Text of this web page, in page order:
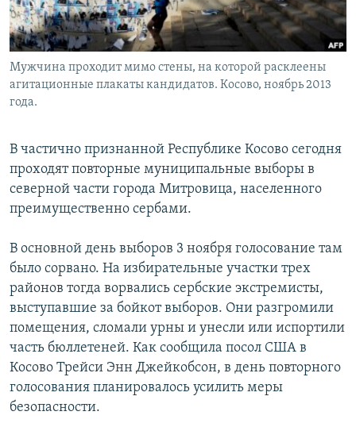
Мужчина проходит мимо стены, на которой расклеены
агитационные плакаты кандидатов. Косово, ноябрь 2013
года.
В частично признанной Республике Косово сегодня
проходят повторные муниципальные выборы в
северной части города Митровица, населенного
преимущественно сербами.
В основной день выборов 3 ноября голосование там
было сорвано. На избирательные участки трех
районов тогда ворвались сербские экстремисты,
выступавшие за бойкот выборов. Они разгромили
помещения, сломали урны и унесли или испортили
часть бюллетеней. Как сообщила посол США в
Косово Трейси Энн Джейкобсон, в день повторного
голосования планировалось усилить меры
безопасности.